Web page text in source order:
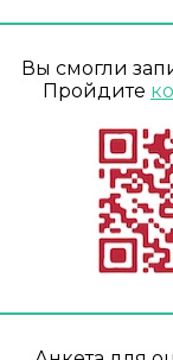
Вы смогли
Пройдите